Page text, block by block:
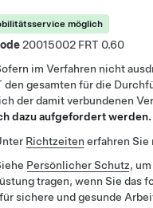
möglich
20015002
0.60
im Verfahren nicht
den gesamten für die
der damit verbundenen
dazu aufgefordert werden.
Richtzeiten erfahren Sie
Persönlicher Schutz,
tragen, wenn Sie das
für sichere und gesunde